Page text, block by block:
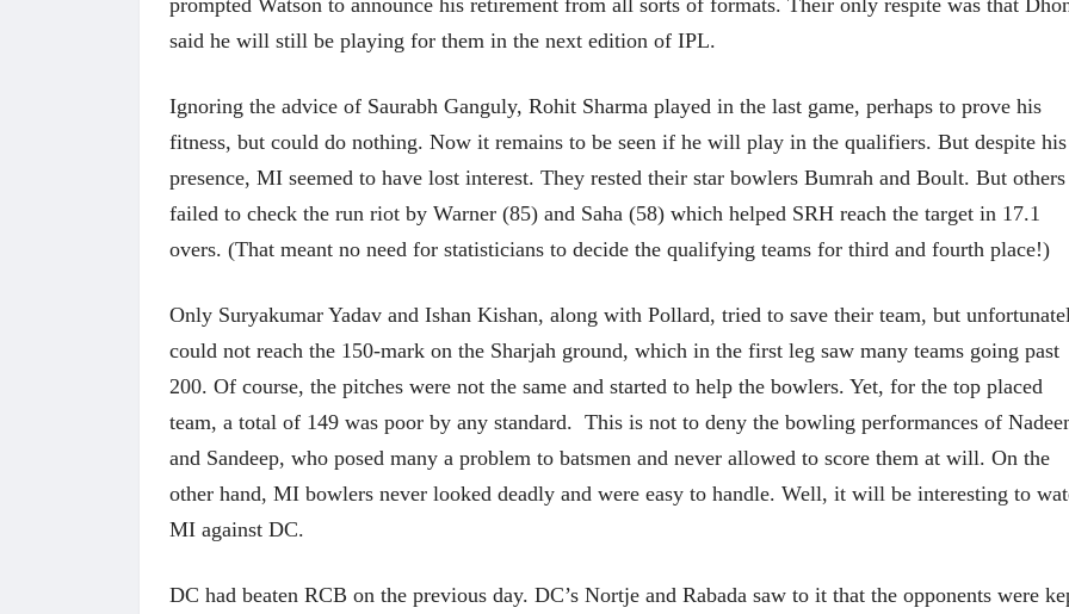
said he will still be playing for them in the next edition of IPL.
Ignoring the advice of Saurabh Ganguly, Rohit Sharma played in the last game, perhaps to prove his
fitness, but could do nothing. Now it remains to be seen if he will play in the qualifiers. But despite his
presence, MI seemed to have lost interest. They rested their star bowlers Bumrah and Boult. But others
failed to check the run riot by Warner (85) and Saha (58) which helped SRH reach the target in 17.1
overs. (That meant no need for statisticians to decide the qualifying teams for third and fourth place!)
Only Suryakumar Yadav and Ishan Kishan, along with Pollard, tried to save their team, but
could not reach the 150-mark on the Sharjah ground, which in the first leg saw many teams going past
200. Of course, the pitches were not the same and started to help the bowlers. Yet, for the top placed
team, a total of 149 was poor by any standard. This is not to deny the bowling performances of
and Sandeep, who posed many a problem to batsmen and never allowed to score them at will. On the
other hand, MI bowlers never looked deadly and were easy to handle. Well, it will be interesting to
MI against DC.
DC had beaten RCB on the previous day. DC’s Nortje and Rabada saw to it that the opponents were
भाषण
१५५ सदाशिव पेठ, सातारा :
दाभोलकर, दत्तप्रसाद दाभोळकर,
08 Jul 2026
भाषण
दाभोलकर, दत्तप्रसाद
08 Jul 2026
अंक वाचण्यासाठी येथे क्लिक करा.. अंक वाचण्यासाठी येथे क्लिक करा..